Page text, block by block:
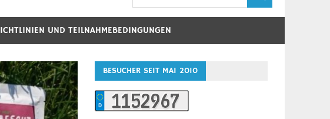
UND TEILNAHMEBEDINGUNGEN
BESUCHER SEIT MAI 2010